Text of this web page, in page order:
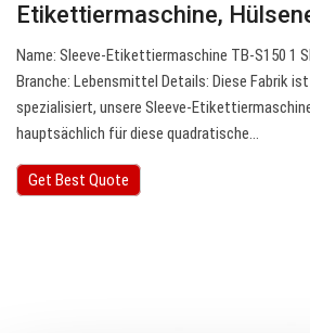
Etikettiermaschine,
Name: Sleeve-Etikettiermaschine TB-S150 1
Branche: Lebensmittel Details: Diese Fabrik
spezialisiert, unsere Sleeve-
hauptsächlich für diese quadratische…
Get Best Quote